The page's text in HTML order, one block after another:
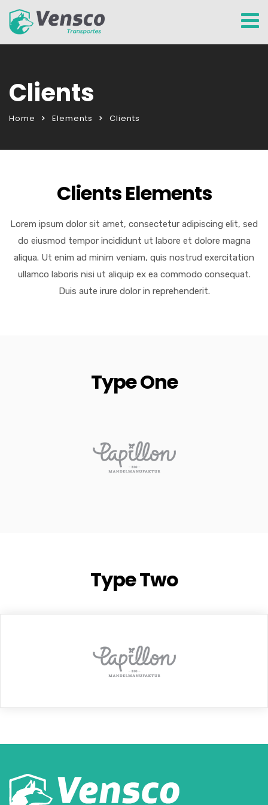
Clients
Home Elements Clients
Clients Elements
Lorem ipsum dolor sit amet, consectetur adipiscing elit, sed
do eiusmod tempor incididunt ut labore et dolore magna
aliqua. Ut enim ad minim veniam, quis nostrud exercitation
ullamco laboris nisi ut aliquip ex ea commodo consequat.
Duis aute irure dolor in reprehenderit.
Type One
Type Two